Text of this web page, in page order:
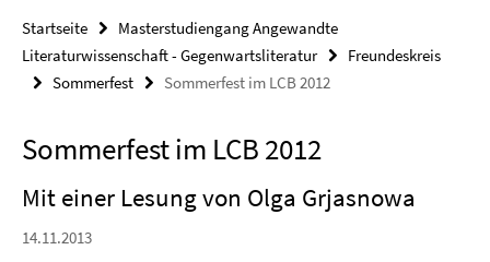
Startseite
Masterstudiengang Angewandte
Literaturwissenschaft - Gegenwartsliteratur
Freundeskreis
Sommerfest
Sommerfest im LCB 2012
Sommerfest im LCB 2012
Mit einer Lesung von Olga Grjasnowa
14.11.2013